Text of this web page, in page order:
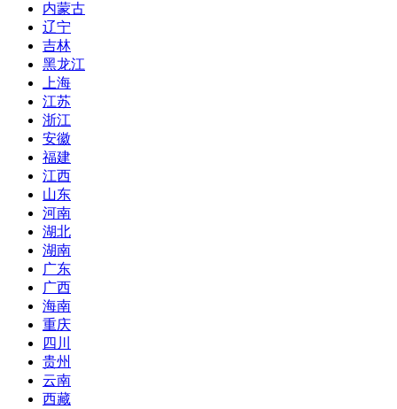
内蒙古
辽宁
吉林
黑龙江
上海
江苏
浙江
安徽
福建
江西
山东
河南
湖北
湖南
广东
广西
海南
重庆
四川
贵州
云南
西藏